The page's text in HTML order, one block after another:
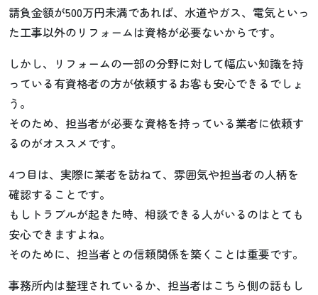
請負金額が500万円未満であれば、水道やガス、電気といっ
た工事以外のリフォームは資格が必要ないからです。
しかし、リフォームの一部の分野に対して幅広い知識を持
っている有資格者の方が依頼するお客も安心できるでしょ
う。
そのため、担当者が必要な資格を持っている業者に依頼す
るのがオススメです。
4つ目は、実際に業者を訪ねて、雰囲気や担当者の人柄を
確認することです。
もしトラブルが起きた時、相談できる人がいるのはとても
安心できますよね。
そのために、担当者との信頼関係を築くことは重要です。
事務所内は整理されているか、担当者はこちら側の話もし